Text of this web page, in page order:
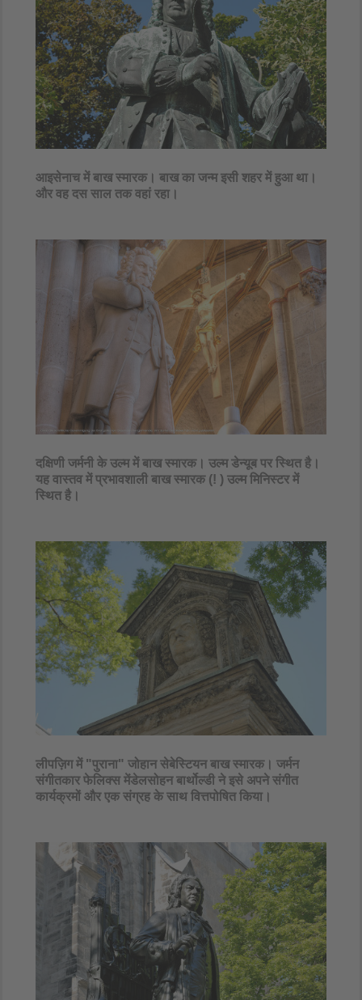
आइसेनाच में बाख स्मारक। बाख का जन्म इसी शहर में हुआ था।
और वह दस साल तक वहां रहा।​
दक्षिणी जर्मनी के उल्म में बाख स्मारक। उल्म डेन्यूब पर स्थित है।
यह वास्तव में प्रभावशाली बाख स्मारक (! ) उल्म मिनिस्टर में
स्थित है।​
लीपज़िग में "पुराना" जोहान सेबेस्टियन बाख स्मारक। जर्मन
संगीतकार फेलिक्स मेंडेलसोहन बार्थोल्डी ने इसे अपने संगीत
कार्यक्रमों और एक संग्रह के साथ वित्तपोषित किया।​